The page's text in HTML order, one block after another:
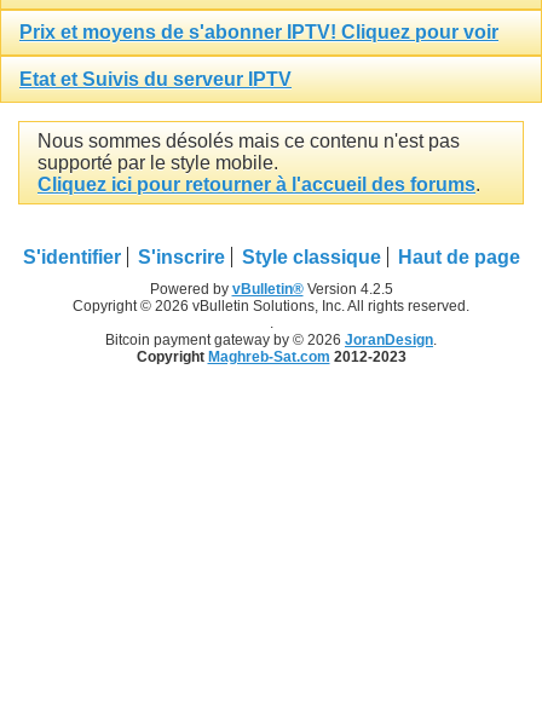
Prix et moyens de s'abonner IPTV! Cliquez pour voir
Etat et Suivis du serveur IPTV
Nous sommes désolés mais ce contenu n'est pas
supporté par le style mobile.
Cliquez ici pour retourner à l'accueil des forums.
S'identifier S'inscrire Style classique Haut de page
Powered by vBulletin®Version 4.2.5
Copyright © 2026 vBulletin Solutions, Inc. All rights reserved.
.
Bitcoin payment gateway by © 2026 JoranDesign.
Copyright Maghreb-Sat.com 2012-2023